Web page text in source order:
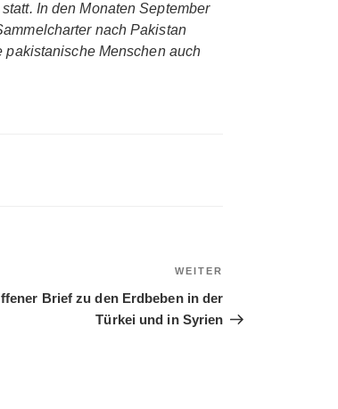
In den Monaten September
nach Pakistan
Menschen auch
Beitrag
WEITER
Brief zu den Erdbeben in der
Türkei und in Syrien